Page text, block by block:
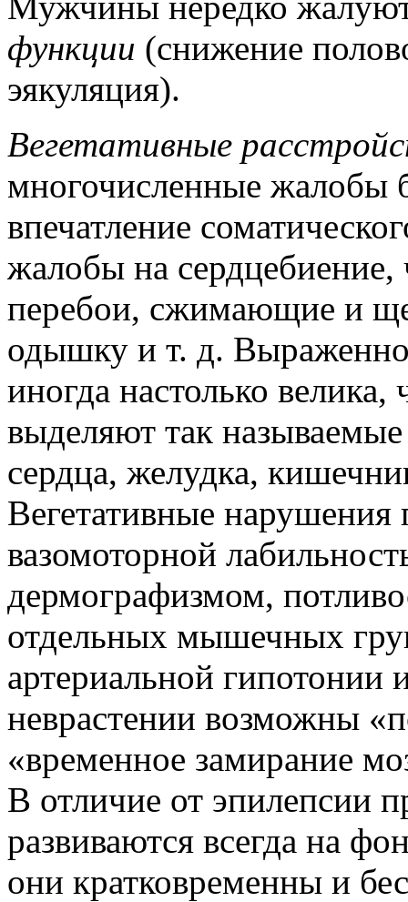
функции (снижение
эякуляция).
Вегетативные
многочисленные жалобы
впечатление
жалобы на сердцебиение,
перебои, сжимающие и
одышку и т. д.
иногда настолько
выделяют так
сердца, желудка,
Вегетативные нарушения
вазомоторной
дермографизмом,
отдельных мышечных
артериальной
неврастении возможны
«временное замирание
В отличие от эпилепсии
развиваются всегда на
они кратковременны и